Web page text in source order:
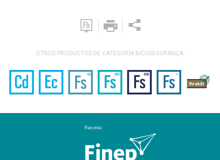
OTROS PRODUCTOS DE CATEGORÍA BIOSSEGURANÇA: